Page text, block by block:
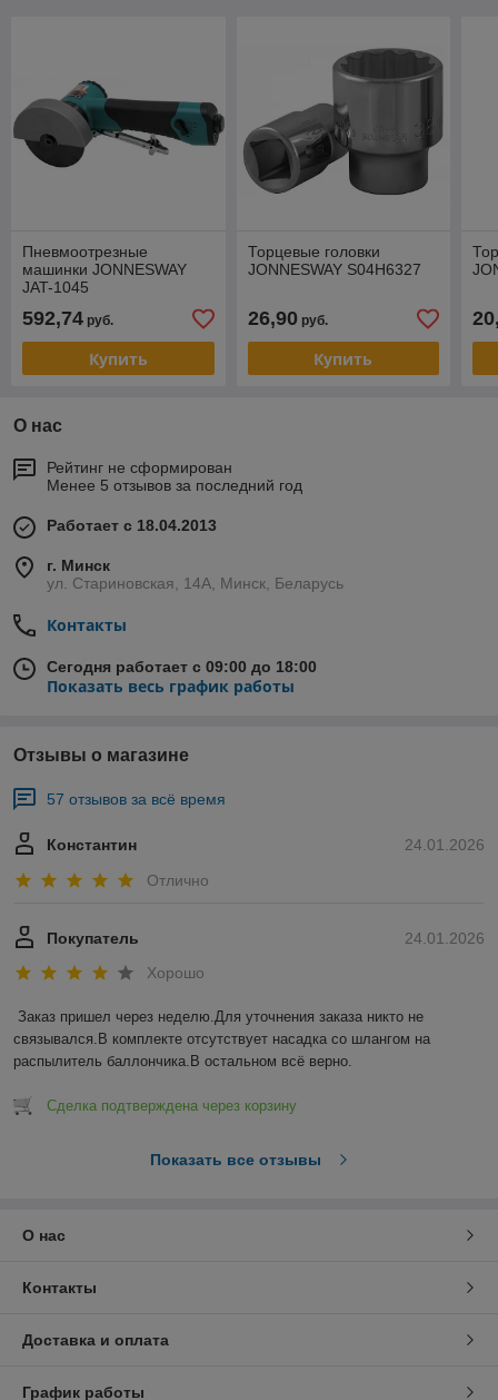
Пневмоотрезные
машинки JONNESWAY
JAT-1045
592,74 руб.
Купить
Торцевые головки
JONNESWAY S04H6327
26,90руб.
Купить
О нас
Рейтинг не сформирован
Менее 5 отзывов за последний год
Работает с 18.04.2013
г. Минск
ул. Стариновская, 14А, Минск, Беларусь
Контакты
Сегодня работает с 09:00 до 18:00
Показать весь график работы
Отзывы о магазине
57 отзывов за всё время
24.01.2026
Константин
Отлично
24.01.2026
Покупатель
Хорошо
Заказ пришел через неделю.Для уточнения заказа никто не
связывался.В комплекте отсутствует насадка со шлангом на
распылитель баллончика.В остальном всё верно.
Сделка подтверждена через корзину
Показать все отзывы
О нас
Контакты
Доставка и оплата
График работы